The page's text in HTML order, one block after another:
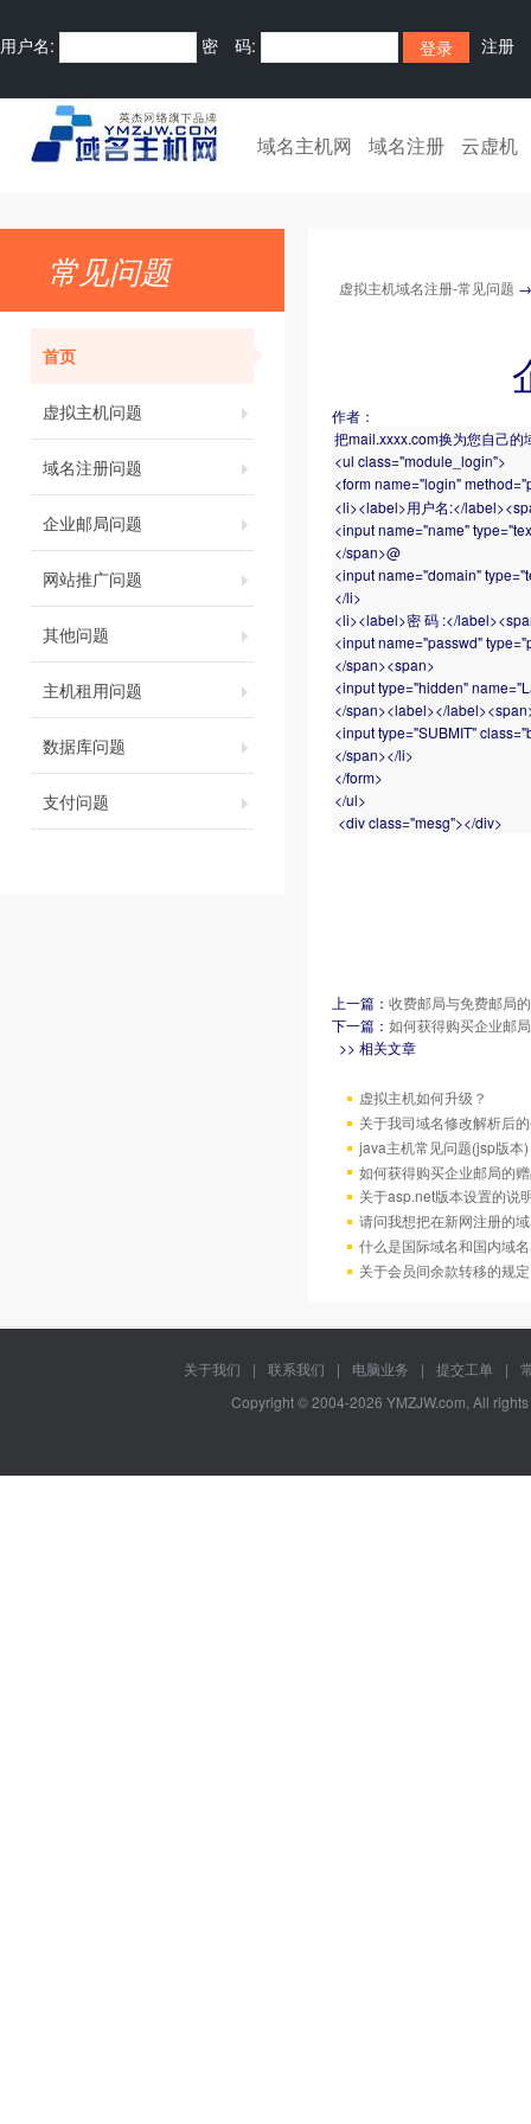
用户名: 密 码: 注册
域名主机网 域名注册 云虚机
常见问题
首页
虚拟主机问题
域名注册问题
企业邮局问题
网站推广问题
其他问题
主机租用问题
数据库问题
支付问题
虚拟主机域名注册-常见问题
作者：
把mail.xxxx.com换为您自己的
<ul class="module_login">
<form name="login"
<li><label>用户名:</
<input name="name"
</span>@
<input name="domain"
</li>
<li><label>密 码 :</
<input name="passwd"
</span><span>
<input type="hidden"
</span><label></
<input type="SUBMIT"
</span></li>
</form>
</ul>
<div class="mesg"></div>
上一篇： 收费邮局与免费邮局
下一篇： 如何获得购买企业邮
>> 相关文章
虚拟主机如何升级？
关于我司域名修改解析后
java主机常见问题(jsp版本)
如何获得购买企业邮局的
关于asp.net版本设置的说
请问我想把在新网注册的
什么是国际域名和国内域
关于会员间余款转移的规定
关于我们 | 联系我们 | 电脑业务 | 提交工单 |
Copyright © 2004-2026 YMZJW.com, All